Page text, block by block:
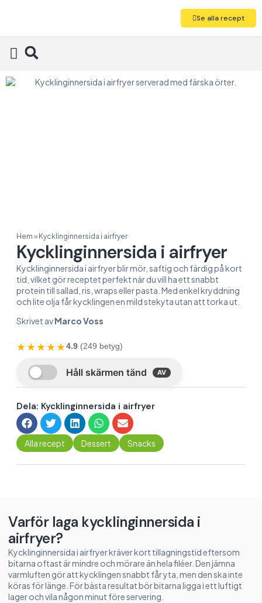
Se alla recept
Hem » Kycklinginnersida i airfryer
Kycklinginnersida i airfryer
Kycklinginnersida i airfryer blir mör, saftig och färdig på kort
tid, vilket gör receptet perfekt när du vill ha ett snabbt
protein till sallad, ris, wraps eller pasta. Med enkel kryddning
och lite olja får kycklingen en mild stekyta utan att torka ut.
Skrivet avMarco Voss
★★★★★4.9 (249 betyg)
Dela: Kycklinginnersida i airfryer
Alla recept Dessert Snacks
Varför laga kycklinginnersida i
airfryer?
Kycklinginnersida i airfryer kräver kort tillagningstid eftersom
bitarna oftast är mindre och mörare än hela filéer. Den jämna
varmluften gör att kycklingen snabbt får yta, men den ska inte
köras för länge. För bästa resultat bör bitarna ligga i ett luftigt
lager och vila någon minut före servering.